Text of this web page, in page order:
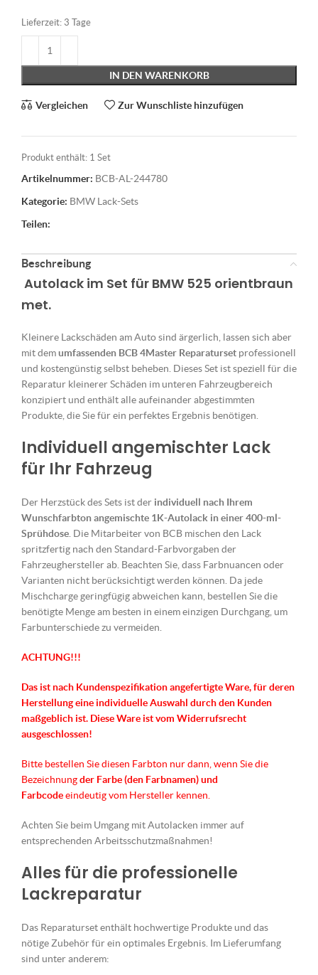
Lieferzeit: 3 Tage
IN DEN WARENKORB
Vergleichen Zur Wunschliste hinzufügen
Produkt enthält: 1 Set
Artikelnummer: BCB-AL-244780
Kategorie: BMW Lack-Sets
Teilen:
Beschreibung
Autolack im Set für BMW 525 orientbraun
met.
Kleinere Lackschäden am Auto sind ärgerlich, lassen sich aber
mit demumfassenden BCB 4Master Reparaturset professionell
und kostengünstig selbst beheben. Dieses Set ist speziell für die
Reparatur kleinerer Schäden im unteren Fahrzeugbereich
konzipiert und enthält alle aufeinander abgestimmten
Produkte, die Sie für ein perfektes Ergebnis benötigen.
Individuell angemischter Lack
für Ihr Fahrzeug
Der Herzstück des Sets ist der individuell nach Ihrem
Wunschfarbton angemischte 1K-Autolack in einer 400-ml-
Sprühdose . Die Mitarbeiter von BCB mischen den Lack
spritzfertig nach den Standard-Farbvorgaben der
Fahrzeughersteller ab. Beachten Sie, dass Farbnuancen oder
Varianten nicht berücksichtigt werden können. Da jede
Mischcharge geringfügig abweichen kann, bestellen Sie die
benötigte Menge am besten in einem einzigen Durchgang, um
Farbunterschiede zu vermeiden.
ACHTUNG!!!
Das ist nach Kundenspezifikation angefertigte Ware, für deren
Herstellung eine individuelle Auswahl durch den Kunden
maßgeblich ist. Diese Ware ist vom Widerrufsrecht
ausgeschlossen!
Bitte bestellen Sie diesen Farbton nur dann, wenn Sie die
Bezeichnungder Farbe (den Farbnamen) und
Farbcodeeindeutig vom Hersteller kennen.
Achten Sie beim Umgang mit Autolacken immer auf
entsprechenden Arbeitsschutzmaßnahmen!
Alles für die professionelle
Lackreparatur
Das Reparaturset enthält hochwertige Produkte und das
nötige Zubehör für ein optimales Ergebnis. Im Lieferumfang
sind unter anderem: